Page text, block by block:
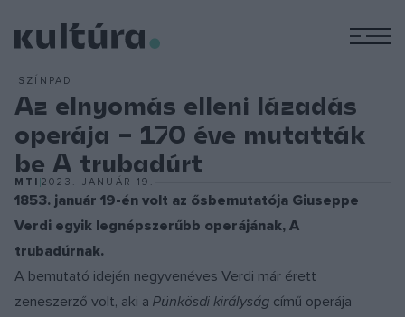
SZÍNPAD
Az elnyomás elleni lázadás
operája – 170 éve mutatták
be A trubadúrt
MTI 2023. JANUÁR 19.
1853. január 19-én volt az ősbemutatója Giuseppe
Verdi egyik legnépszerűbb operájának, A
trubadúrnak.
A bemutató idején negyvenéves Verdi már érett
zeneszerző volt, aki a Pünkösdi királyság című operája